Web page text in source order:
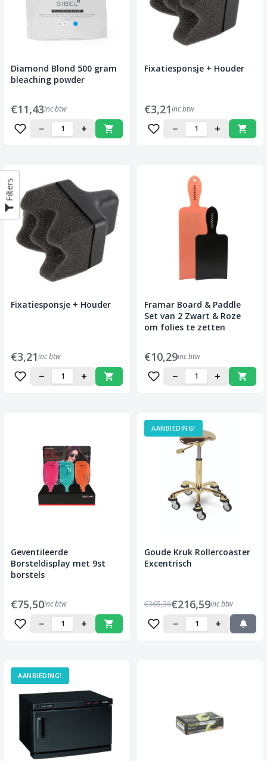
Filters
Diamond Blond 500 gram
bleaching powder
€11,43inc btw
− +
Fixatiesponsje + Houder
€3,21inc btw
− +
Fixatiesponsje + Houder
€3,21inc btw
− +
Framar Board & Paddle
Set van 2 Zwart & Roze
om folies te zetten
€10,29inc btw
− +
Geventileerde
Borsteldisplay met 9st
borstels
€75,50inc btw
− +
AANBIEDING!
Goude Kruk Rollercoaster
Excentrisch
€365,36€216,59inc btw
− +
AANBIEDING!